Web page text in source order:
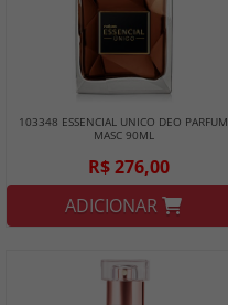
103348 ESSENCIAL UNICO DEO PARFUM
MASC 90ML
R$ 276,00
ADICIONAR